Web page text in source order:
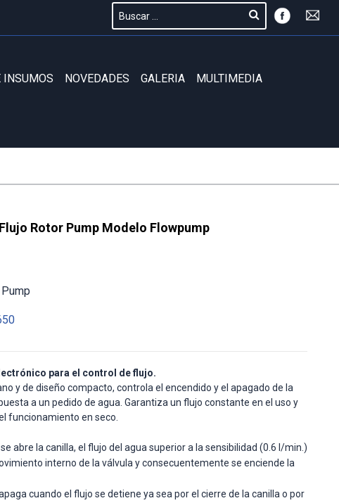
INSUMOS NOVEDADES GALERIA MULTIMEDIA
Rotor Pump Modelo Flowpump
para el control de flujo.
y de diseño compacto, controla el encendido y el apagado de la
a un pedido de agua. Garantiza un flujo constante en el uso y
funcionamiento en seco.
abre la canilla, el flujo del agua superior a la sensibilidad (0.6 l/min.)
interno de la válvula y consecuentemente se enciende la
cuando el flujo se detiene ya sea por el cierre de la canilla o por